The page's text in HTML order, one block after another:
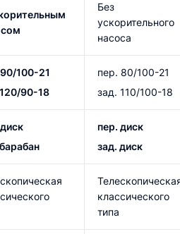
ительным
Без
ускорительного
насоса
100-21
90-18
пер. 80/100-21
зад. 110/100-18
пер. диск
зад. диск
классического
типа